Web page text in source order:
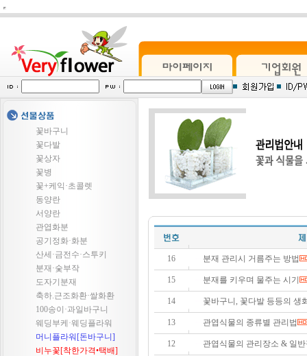
꽃바구니
꽃다발
꽃상자
꽃병
꽃+케익·초콜렛
동양란
서양란
관엽화분
공기정화·화분
산세·금전수·스투키
분재·숯부작
도자기분재
축하.근조화환·쌀화환
100송이·과일바구니
웨딩부케·웨딩플라워
머니플라워[돈바구니]
비누꽃[착한가격•택배]
16 분재 관리시 거름주는 방법
15 분재를 키우며 물주는 시기
14 꽃바구니, 꽃다발 등등의 생
13 관엽식물의 종류별 관리법
12 관엽식물의 관리장소 & 일